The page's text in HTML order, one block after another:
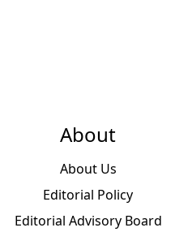
About
About Us
Editorial Policy
Editorial Advisory Board